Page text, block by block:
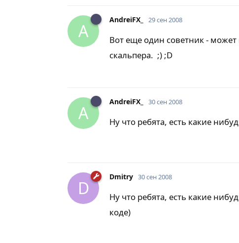
A
AndreiFX_ 29 сен 2008
Вот еще один советник -
скальпера. ;) ;D
A
AndreiFX_ 30 сен 2008
Ну что ребята, есть какие
D
Dmitry 30 сен 2008
Ну что ребята, есть какие
коде)